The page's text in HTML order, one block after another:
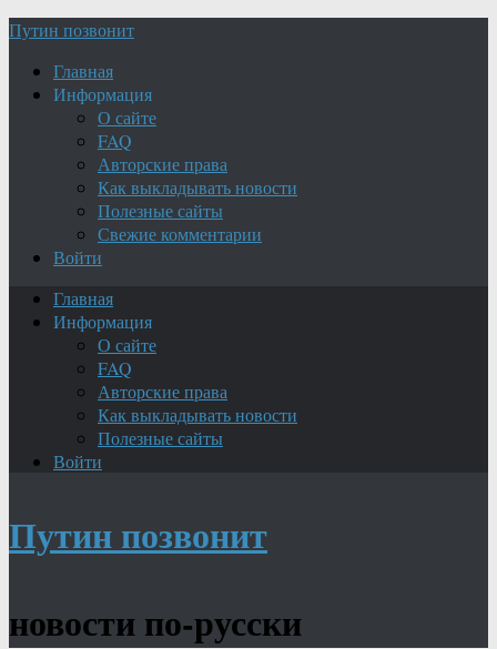
Путин позвонит
Главная
Информация
О сайте
FAQ
Авторские права
Как выкладывать новости
Полезные сайты
Свежие комментарии
Войти
Главная
Информация
О сайте
FAQ
Авторские права
Как выкладывать новости
Полезные сайты
Войти
Путин позвонит
новости по-русски